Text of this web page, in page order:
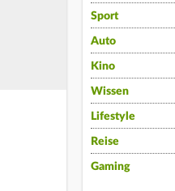
Sport
Auto
Kino
Wissen
Lifestyle
Reise
Gaming